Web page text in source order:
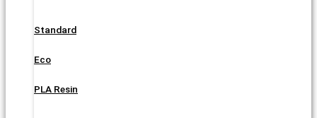
Standard
Eco
PLA Resin